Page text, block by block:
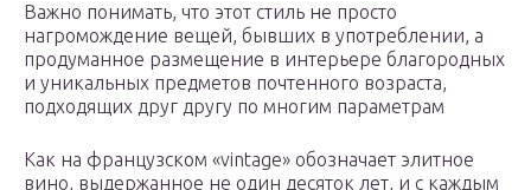
Важно понимать, что этот стиль не просто
нагромождение вещей, бывших в употреблении, а
продуманное размещение в интерьере благородных
и уникальных предметов почтенного возраста,
подходящих друг другу по многим параметрам
Как на французском «vintage» обозначает элитное
вино, выдержанное не один десяток лет, и с каждым